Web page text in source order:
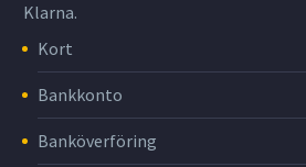
Klarna.
Kort
Bankkonto
Banköverföring